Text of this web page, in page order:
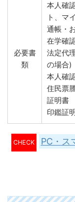
必要書
類
本人確
ト、マ
通帳・
在学確
法定代
の場合)
本人確
住民票
証明書
印鑑証
CHECK
PC・ス